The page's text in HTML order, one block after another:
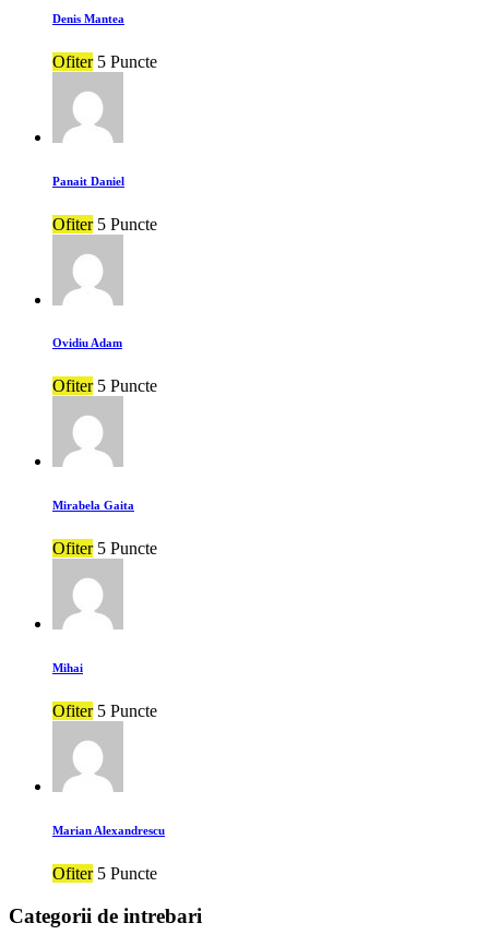
Denis Mantea
Ofiter 5 Puncte
Panait Daniel
Ofiter 5 Puncte
Ovidiu Adam
Ofiter 5 Puncte
Mirabela Gaita
Ofiter 5 Puncte
Mihai
Ofiter 5 Puncte
Marian Alexandrescu
Ofiter 5 Puncte
Categorii de intrebari